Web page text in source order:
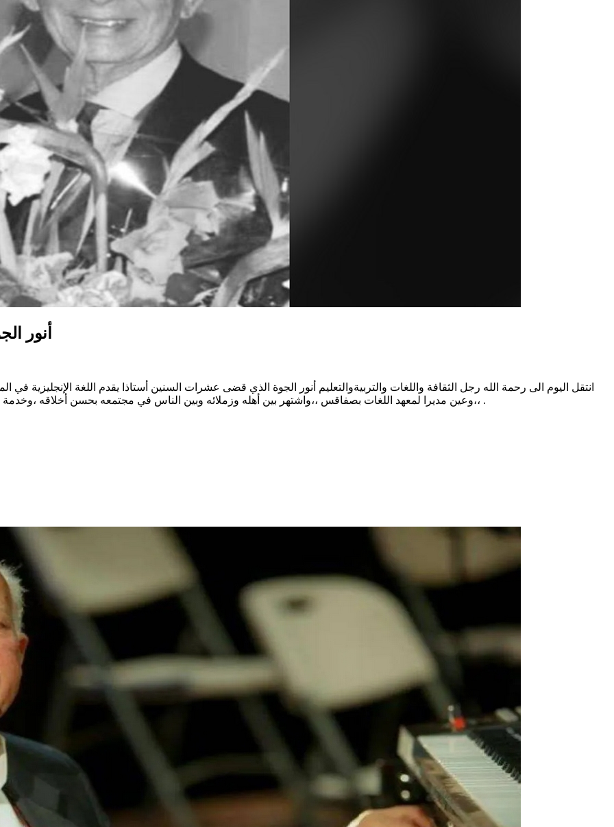
أنور
انتقل اليوم الى رحمة الله رجل الثقافة واللغات والتربيةوالتعليم أنور الجوة الذي قضى عشرات السنين أستاذا يقدم اللغة الإنجليزية في
،،وعين مديرا لمعهد اللغات بصفاقس ،،واشتهر بين أهله وزملائه وبين الناس في مجتمعه بحسن أخلاقه ،وخدمة مجتمعه كما نعاه الأستاذ محمد الحبيب السلامي على صفحته الرسمية .